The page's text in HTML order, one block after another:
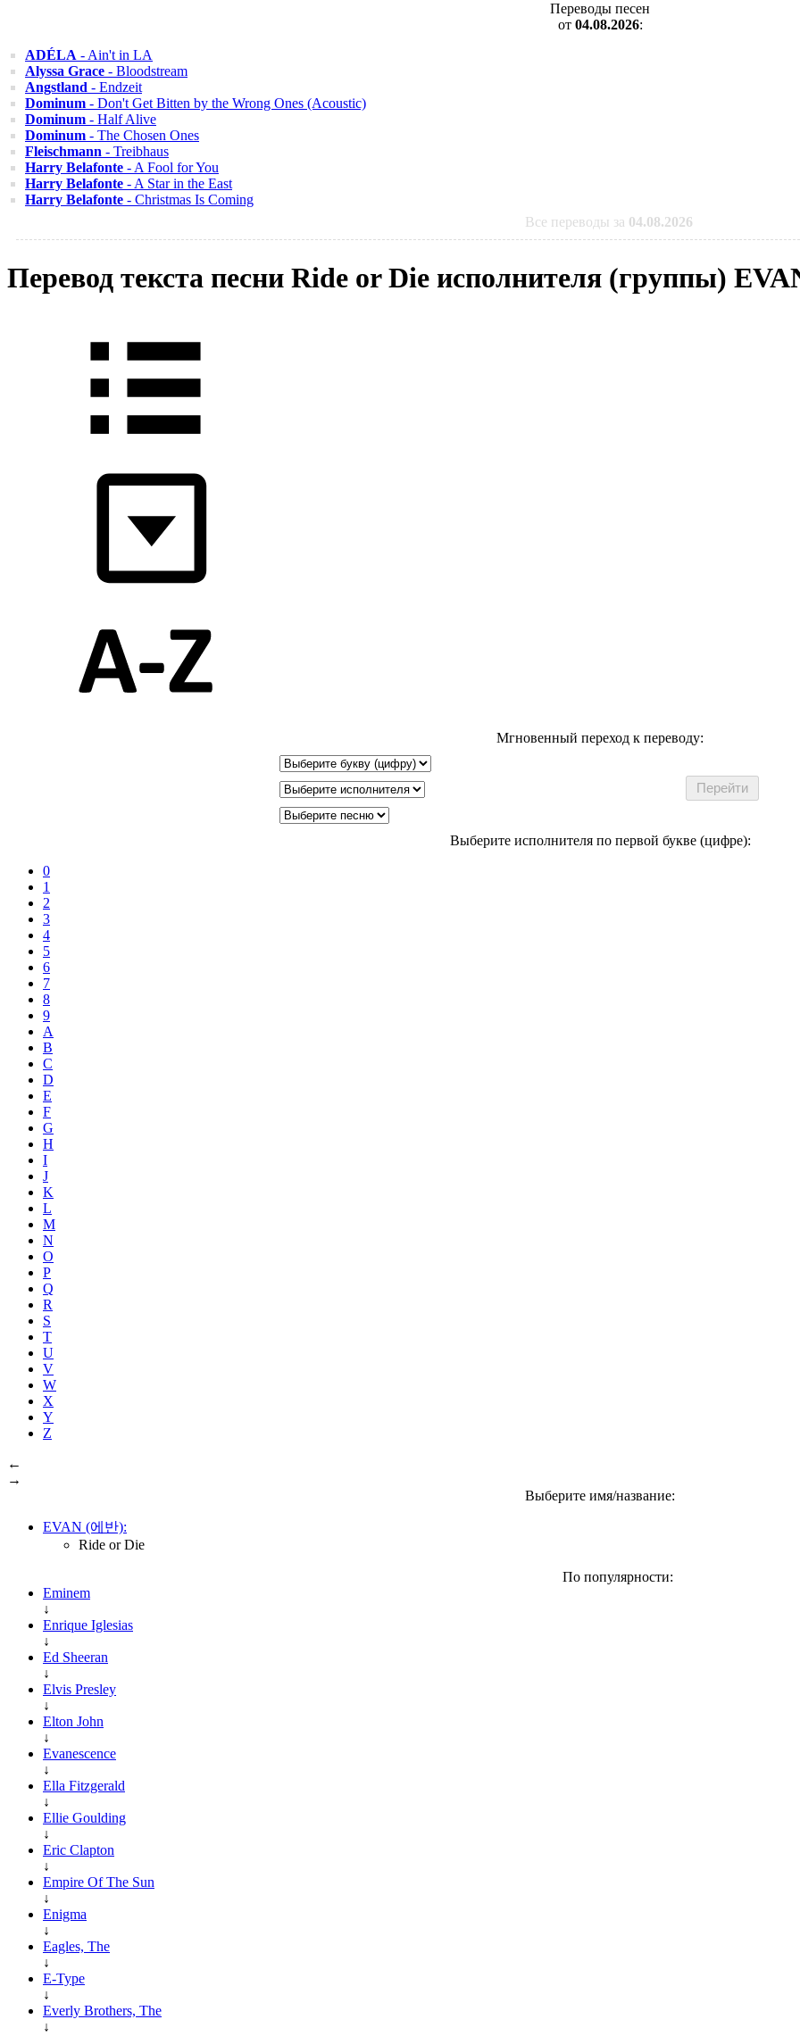
Переводы песен
от 04.08.2026:
ADÉLA - Ain't in LA
Alyssa Grace - Bloodstream
Angstland - Endzeit
Dominum - Don't Get Bitten by the Wrong Ones (Acoustic)
Dominum - Half Alive
Dominum - The Chosen Ones
Fleischmann - Treibhaus
Harry Belafonte - A Fool for You
Harry Belafonte - A Star in the East
Harry Belafonte - Christmas Is Coming
Все переводы за 04.08.2026
Перевод текста песни Ride or Die исполнителя (группы)
Мгновенный переход к переводу:
Выберите исполнителя по первой букве (цифре):
0
1
2
3
4
5
6
7
8
9
A
B
C
D
E
F
G
H
I
J
K
L
M
N
O
P
Q
R
S
T
U
V
W
X
Y
Z
←
→
Выберите имя/название:
EVAN (에반):
Ride or Die
По популярности:
Eminem
↓
Enrique Iglesias
↓
Ed Sheeran
↓
Elvis Presley
↓
Elton John
↓
Evanescence
↓
Ella Fitzgerald
↓
Ellie Goulding
↓
Eric Clapton
↓
Empire Of The Sun
↓
Enigma
↓
Eagles, The
↓
E-Type
↓
Everly Brothers, The
↓